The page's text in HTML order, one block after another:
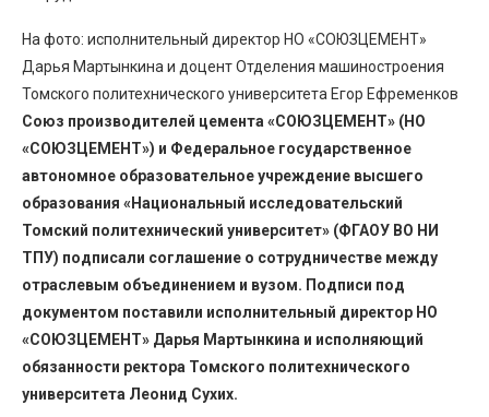
На фото: исполнительный директор НО «СОЮЗЦЕМЕНТ»
Дарья Мартынкина и доцент Отделения машиностроения
Томского политехнического университета Егор Ефременков
Союз производителей цемента «СОЮЗЦЕМЕНТ» (НО
«СОЮЗЦЕМЕНТ») и Федеральное государственное
автономное образовательное учреждение высшего
образования «Национальный исследовательский
Томский политехнический университет» (ФГАОУ ВО НИ
ТПУ) подписали соглашение о сотрудничестве между
отраслевым объединением и вузом. Подписи под
документом поставили исполнительный директор НО
«СОЮЗЦЕМЕНТ» Дарья Мартынкина и исполняющий
обязанности ректора Томского политехнического
университета Леонид Сухих.